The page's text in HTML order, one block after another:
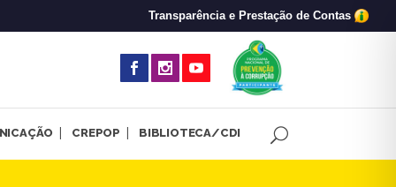
Transparência e Prestação de Contas
CREPOP BIBLIOTECA/CDI
foi assunto em